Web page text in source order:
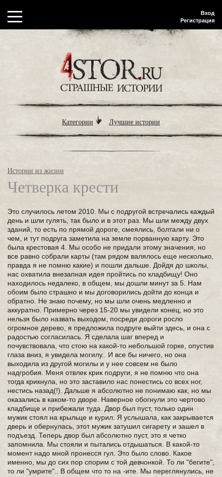
Вход
Регистрация
Категории Лучшие истории
Истории из жизни
Четверка крести
Это случилось летом 2010. Мы с подругой встречались каждый
день и шли гулять, так было и в этот раз. Мы шли между двух
зданий, то есть по прямой дороге, смеялись, болтали ни о
чем, и тут подруга заметила на земле порванную карту. Это
была крестовая 4. Мы особо не придали этому значения, но
все равно собрали карты (там рядом валялось еще несколько,
правда я не помню какие) и пошли дальше. Дойдя до школы,
нас охватила внезапная идея пройтись по кладбищу! Оно
находилось недалеко, в общем, мы дошли минут за 5. Нам
обоим было страшно и мы договорились дойти до конца и
обратно. Не знаю почему, но мы шли очень медленно и
аккуратно. Примерно через 15-20 мы увидели конец, но это
нельзя было назвать выходом, посреди дороги росло
огромное дерево, я предложила подруге выйти здесь, и она с
радостью согласилась. Я сделала шаг вперед и
почувствовала, что стою на какой-то небольшой горке, опустив
глаза вниз, я увидела могилу.. И все бы ничего, но она
выходила из другой могилы и у нее совсем не было
надгробия. Меня отвлек крик подруги, я не помню что она
тогда крикнула, но это заставило нас понестись со всех ног,
нестись назад(!). Дальше я абсолютно не понимаю как, но мы
оказались в каком-то дворе. Наверное обогнули это чертово
кладбище и прибежали туда. Двор был пуст, только один
мужик стоял на крыльце и курил. Я услышала, как закрывается
дверь и обернулась, этот мужик затушил сигарету и зашел в
подъезд. Теперь двор был абсолютно пуст, это я четко
запомнила. Мы стояли и пытались отдышаться. В какой-то
момент надо мной пронесся гул. Это было слово. Какое
именно, мы до сих пор спорим с той девчонкой. То ли "бегите",
то ли "умрите".. В общем что то на -ите. Мы переглянулись, не